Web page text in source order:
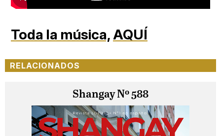
Toda la música,AQUÍ
RELACIONADOS
Shangay Nº 588